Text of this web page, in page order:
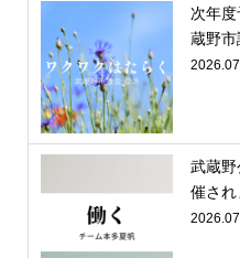
次年
蔵野市
武蔵野
催され